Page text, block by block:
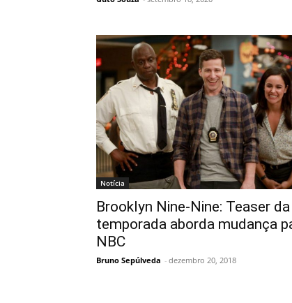
Notícia
Brooklyn Nine-Nine: Teaser da
temporada aborda mudança
NBC
Bruno Sepúlveda - dezembro 20, 2018